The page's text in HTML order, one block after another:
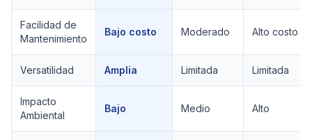
Facilidad de
Mantenimiento
Bajo costo Moderado Alto costo
Versatilidad Amplia Limitada Limitada
Impacto
Ambiental
Bajo Medio Alto